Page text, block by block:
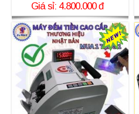
Giá sỉ: 4.800.000 đ